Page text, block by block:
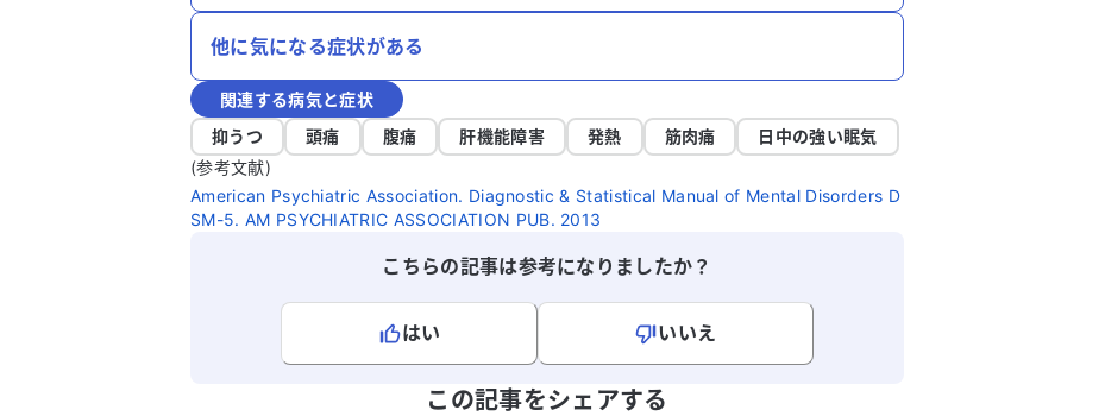
他に気になる症状がある
関連する病気と症状
抑うつ
頭痛 腹痛 肝機能障害 発熱 筋肉痛
日中の強い眠気
(参考文献)
American Psychiatric Association. Diagnostic & Statistical Manual of Mental Disorders D
SM-5. AM PSYCHIATRIC ASSOCIATION PUB. 2013
こちらの記事は参考になりましたか？
はい
いいえ
この記事をシェアする